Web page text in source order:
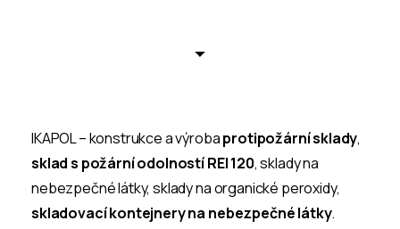
IKAPOL – konstrukce a výrobaprotipožární sklady,
sklad s požární odolností REI 120, sklady na
nebezpečné látky, sklady na organické peroxidy,
skladovací kontejnery na nebezpečné látky.